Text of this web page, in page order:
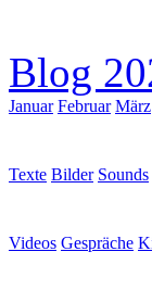
Blog
Januar Februar März
Texte Bilder Sounds
Videos Gespräche